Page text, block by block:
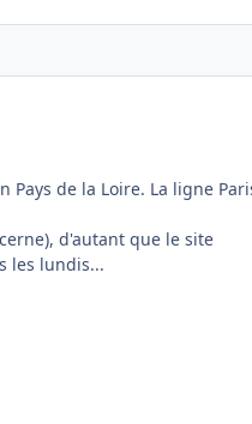
de la Loire. La ligne
d'autant que le site
les lundis...